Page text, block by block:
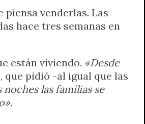
venderlas. Las
hace tres semanas en
están viviendo. «Desde
que pidió -al igual que las
las familias se